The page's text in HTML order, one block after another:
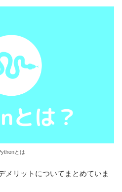
とは
メリットについてまとめていま